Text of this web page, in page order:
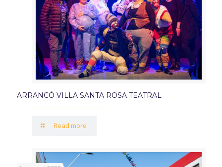
ARRANCÓ VILLA SANTA ROSA TEATRAL
Read more